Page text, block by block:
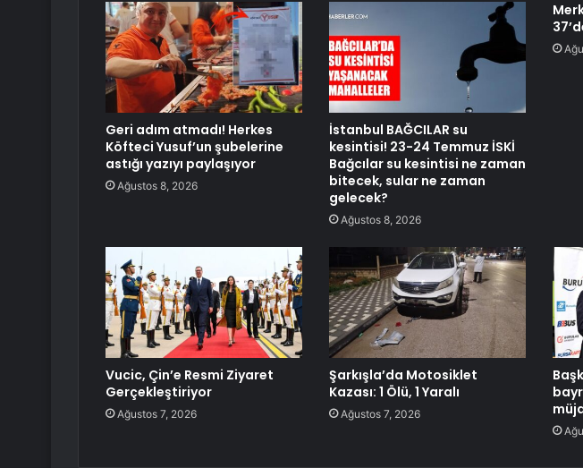
Geri adım atmadı! Herkes
Köfteci Yusuf’un şubelerine
astığı yazıyı paylaşıyor
Ağustos 8, 2026
İstanbul BAĞCILAR su
kesintisi! 23-24 Temmuz İSKİ
Bağcılar su kesintisi ne zaman
bitecek, sular ne zaman
gelecek?
Ağustos 8, 2026
Vucic, Çin’e Resmi Ziyaret
Gerçekleştiriyor
Ağustos 7, 2026
Şarkışla’da Motosiklet
Kazası: 1 Ölü, 1 Yaralı
Ağustos 7, 2026